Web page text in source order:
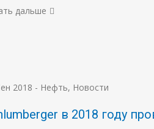
дальше
2018 - Нефть, Новости
в 2018 году